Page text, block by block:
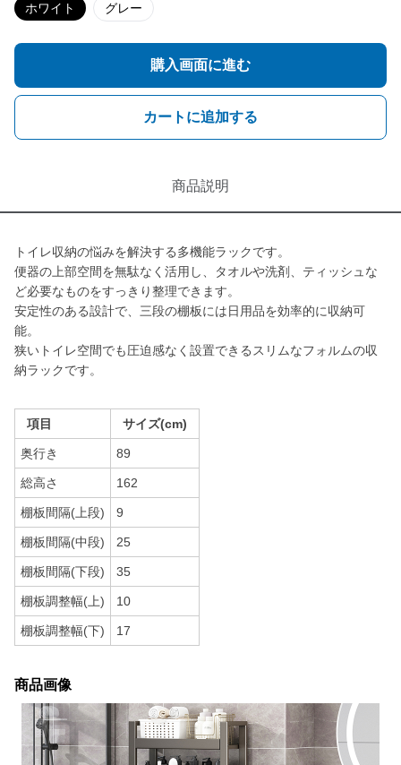
ホワイト グレー
購入画面に進む
カートに追加する
商品説明
トイレ収納の悩みを解決する多機能ラックです。
便器の上部空間を無駄なく活用し、タオルや洗剤、ティッシュな
ど必要なものをすっきり整理できます。
安定性のある設計で、三段の棚板には日用品を効率的に収納可
能。
狭いトイレ空間でも圧迫感なく設置できるスリムなフォルムの収
納ラックです。
項目 サイズ(cm)
奥行き 89
総高さ 162
棚板間隔(上段) 9
棚板間隔(中段) 25
棚板間隔(下段) 35
棚板調整幅(上) 10
棚板調整幅(下) 17
商品画像